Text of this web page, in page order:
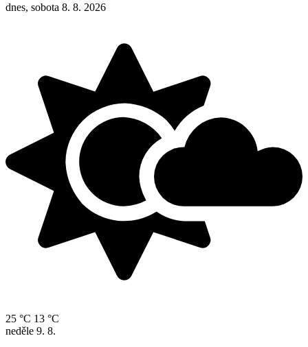
dnes, sobota 8. 8. 2026
25 °C 13 °C
neděle 9. 8.